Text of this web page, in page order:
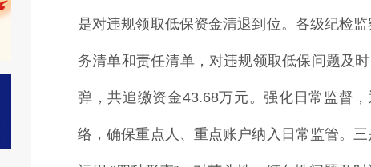
是对违规领取低保资金清退到位。各级纪检
务清单和责任清单，对违规领取低保问题及
弹，共追缴资金43.68万元。强化日常监督
络，确保重点人、重点账户纳入日常监管。